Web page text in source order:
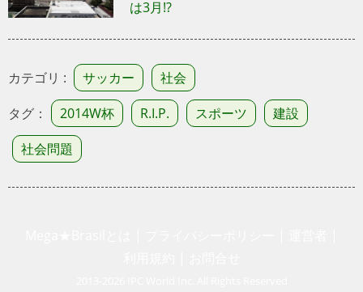
は3月!?
カテゴリ : サッカー
社会
タグ：
2014W杯 R.I.P. スポーツ
建設
社会問題